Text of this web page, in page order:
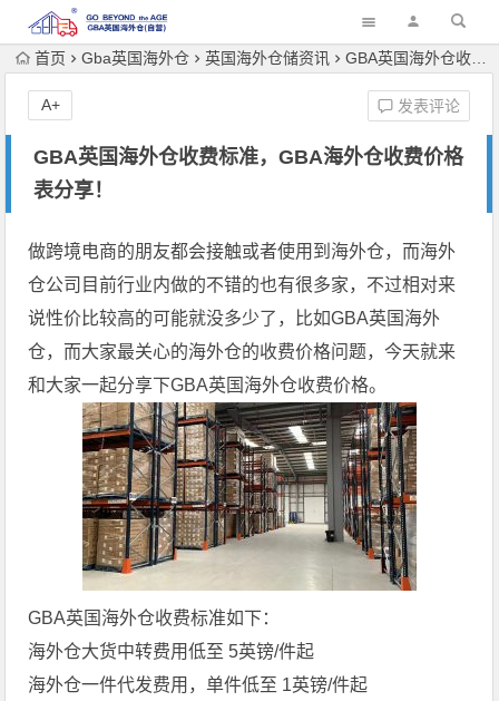
首页 Gba英国海外仓 英国海外仓储资讯 GBA英国海外仓收费标准，GBA海外仓收费价格表分享！
GBA英国海外仓收费标准，GBA海外仓收费价格
表分享！
发表评论
A+
做跨境电商的朋友都会接触或者使用到海外仓，而海外
仓公司目前行业内做的不错的也有很多家，不过相对来
说性价比较高的可能就没多少了，比如GBA英国海外
仓，而大家最关心的海外仓的收费价格问题，今天就来
和大家一起分享下GBA英国海外仓收费价格。
GBA英国海外仓收费标准如下：
海外仓大货中转费用低至 5英镑/件起
海外仓一件代发费用，单件低至 1英镑/件起